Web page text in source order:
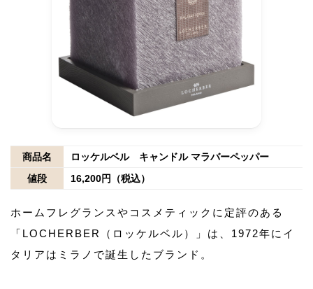
商品名
ロッケルベル キャンドル マラバーペッパー
値段
16,200円（税込）
ホームフレグランスやコスメティックに定評のある
「LOCHERBER（ロッケルベル）」は、1972年にイ
タリアはミラノで誕生したブランド。